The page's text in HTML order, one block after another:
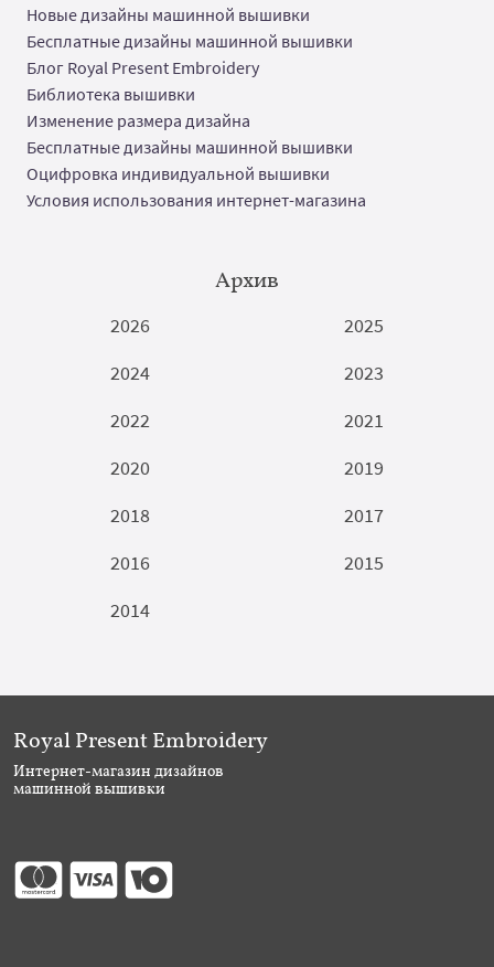
Новые дизайны машинной вышивки
Бесплатные дизайны машинной вышивки
Блог Royal Present Embroidery
Библиотека вышивки
Изменение размера дизайна
Бесплатные дизайны машинной вышивки
Оцифровка индивидуальной вышивки
Условия использования интернет-магазина
Архив
2026
2025
2024
2023
2022
2021
2020
2019
2018
2017
2016
2015
2014
Royal Present Embroidery
Интернет-магазин дизайнов
машинной вышивки